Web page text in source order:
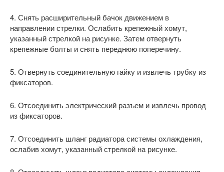
4. Снять расширительный бачок движением в
направлении стрелки. Ослабить крепежный хомут,
указанный стрелкой на рисунке. Затем отвернуть
крепежные болты и снять переднюю поперечину.
5. Отвернуть соединительную гайку и извлечь трубку из
фиксаторов.
6. Отсоединить электрический разъем и извлечь провод
из фиксаторов.
7. Отсоединить шланг радиатора системы охлаждения,
ослабив хомут, указанный стрелкой на рисунке.